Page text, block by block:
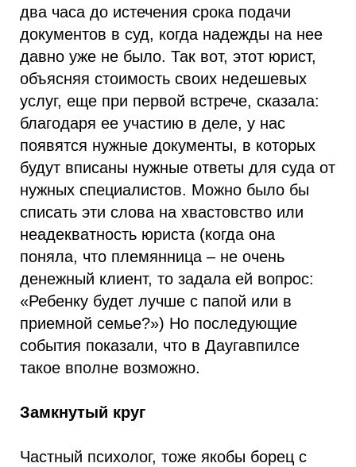
два часа до истечения срока подачи
документов в суд, когда надежды на нее
давно уже не было. Так вот, этот юрист,
объясняя стоимость своих недешевых
услуг, еще при первой встрече, сказала:
благодаря ее участию в деле, у нас
появятся нужные документы, в которых
будут вписаны нужные ответы для суда от
нужных специалистов. Можно было бы
списать эти слова на хвастовство или
неадекватность юриста (когда она
поняла, что племянница – не очень
денежный клиент, то задала ей вопрос:
«Ребенку будет лучше с папой или в
приемной семье?») Но последующие
события показали, что в Даугавпилсе
такое вполне возможно.
Замкнутый круг
Частный психолог, тоже якобы борец с